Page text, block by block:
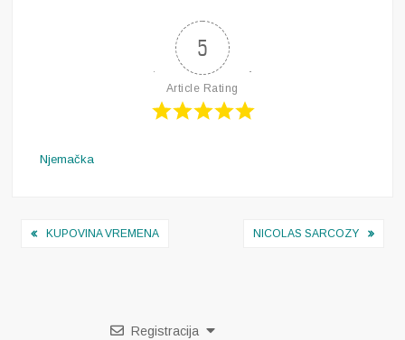
5
Article Rating
Njemačka
Navigacija
KUPOVINA VREMENA NICOLAS SARCOZY
Registracija